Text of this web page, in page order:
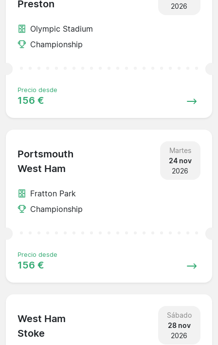
Preston 2026
Olympic Stadium
Championship
Precio desde
156 €
Portsmouth
West Ham
Martes
24 nov
2026
Fratton Park
Championship
Precio desde
156 €
West Ham
Stoke
Sábado
28 nov
2026